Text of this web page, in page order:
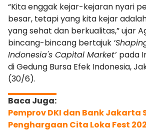
“Kita enggak kejar-kejaran nyari
besar, tetapi yang kita kejar
yang sehat dan berkualitas,” ujar
bincang-bincang bertajuk
Indonesia's Capital Market’ pada
di Gedung Bursa Efek Indonesia,
(30/6).
Pemprov DKI dan Bank Jakarta
Penghargaan Cita Loka Fest